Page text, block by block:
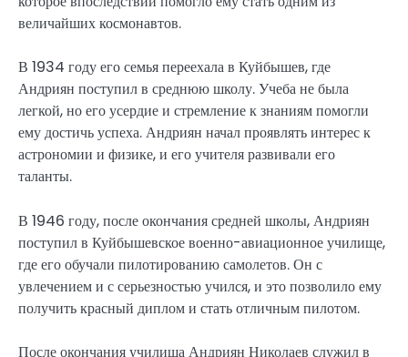
величайших космонавтов.
В 1934 году его семья переехала в Куйбышев, где
Андриян поступил в среднюю школу. Учеба не была
легкой, но его усердие и стремление к знаниям помогли
ему достичь успеха. Андриян начал проявлять интерес к
астрономии и физике, и его учителя развивали его
таланты.
В 1946 году, после окончания средней школы, Андриян
поступил в Куйбышевское военно-авиационное училище,
где его обучали пилотированию самолетов. Он с
увлечением и с серьезностью учился, и это позволило ему
получить красный диплом и стать отличным пилотом.
После окончания училища Андриян Николаев служил в